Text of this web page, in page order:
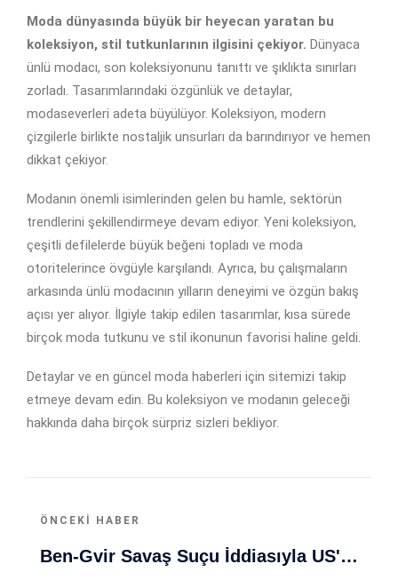
Moda dünyasında büyük bir heyecan yaratan bu
koleksiyon, stil tutkunlarının ilgisini çekiyor. Dünyaca
ünlü modacı, son koleksiyonunu tanıttı ve şıklıkta sınırları
zorladı. Tasarımlarındaki özgünlük ve detaylar,
modaseverleri adeta büyülüyor. Koleksiyon, modern
çizgilerle birlikte nostaljik unsurları da barındırıyor ve hemen
dikkat çekiyor.
Modanın önemli isimlerinden gelen bu hamle, sektörün
trendlerini şekillendirmeye devam ediyor. Yeni koleksiyon,
çeşitli defilelerde büyük beğeni topladı ve moda
otoritelerince övgüyle karşılandı. Ayrıca, bu çalışmaların
arkasında ünlü modacının yılların deneyimi ve özgün bakış
açısı yer alıyor. İlgiyle takip edilen tasarımlar, kısa sürede
birçok moda tutkunu ve stil ikonunun favorisi haline geldi.
Detaylar ve en güncel moda haberleri için sitemizi takip
etmeye devam edin. Bu koleksiyon ve modanın geleceği
hakkında daha birçok sürpriz sizleri bekliyor.
ÖNCEKI HABER
Ben-Gvir Savaş Suçu İddiasıyla US'de Soruşturma Altında